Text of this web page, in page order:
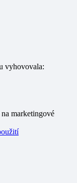
vyhovovala:
marketingové